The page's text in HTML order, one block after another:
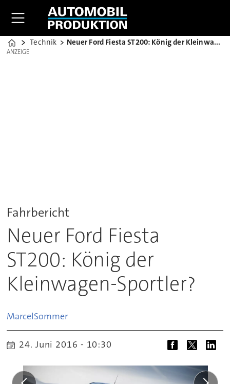
Home
Technik Neuer Ford Fiesta ST200: König der Kleinwagen-Sportler?
ANZEIGE
ANZEIGE
Fahrbericht
Neuer Ford Fiesta
ST200: König der
Kleinwagen-Sportler?
MarcelSommer
24. Juni 2016 - 10:30